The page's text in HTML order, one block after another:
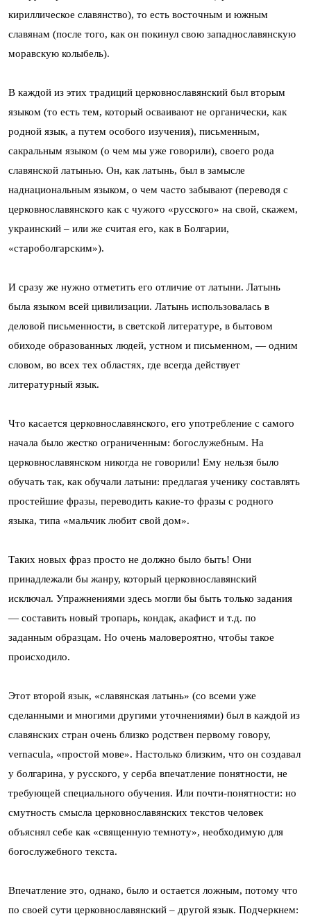
кириллическое славянство), то есть восточным и южным
славянам (после того, как он покинул свою западнославянскую
моравскую колыбель).
В каждой из этих традиций церковнославянский был вторым
языком (то есть тем, который осваивают не органически, как
родной язык, а путем особого изучения), письменным,
сакральным языком (о чем мы уже говорили), своего рода
славянской латынью. Он, как латынь, был в замысле
наднациональным языком, о чем часто забывают (переводя с
церковнославянского как с чужого «русского» на свой, скажем,
украинский – или же считая его, как в Болгарии,
«староболгарским»).
И сразу же нужно отметить его отличие от латыни. Латынь
была языком всей цивилизации. Латынь использовалась в
деловой письменности, в светской литературе, в бытовом
обиходе образованных людей, устном и письменном, — одним
словом, во всех тех областях, где всегда действует
литературный язык.
Что касается церковнославянского, его употребление с самого
начала было жестко ограниченным: богослужебным. На
церковнославянском никогда не говорили! Ему нельзя было
обучать так, как обучали латыни: предлагая ученику составлять
простейшие фразы, переводить какие-то фразы с родного
языка, типа «мальчик любит свой дом».
Таких новых фраз просто не должно было быть! Они
принадлежали бы жанру, который церковнославянский
исключал. Упражнениями здесь могли бы быть только задания
— составить новый тропарь, кондак, акафист и т.д. по
заданным образцам. Но очень маловероятно, чтобы такое
происходило.
Этот второй язык, «славянская латынь» (со всеми уже
сделанными и многими другими уточнениями) был в каждой из
славянских стран очень близко родствен первому говору,
vernacula, «простой мове». Настолько близким, что он создавал
у болгарина, у русского, у серба впечатление понятности, не
требующей специального обучения. Или почти-понятности: но
смутность смысла церковнославянских текстов человек
объяснял себе как «священную темноту», необходимую для
богослужебного текста.
Впечатление это, однако, было и остается ложным, потому что
по своей сути церковнославянский – другой язык. Подчеркнем: